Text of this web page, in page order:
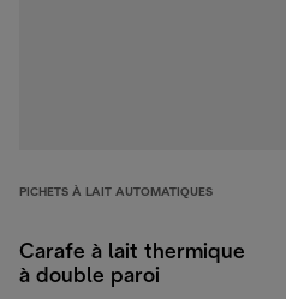
PICHETS À LAIT AUTOMATIQUES
Carafe à lait thermique
à double paroi